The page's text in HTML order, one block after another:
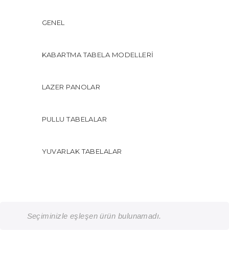
GENEL
KABARTMA TABELA MODELLERI
LAZER PANOLAR
PULLU TABELALAR
YUVARLAK TABELALAR
Seçiminizle eşleşen ürün bulunamadı.